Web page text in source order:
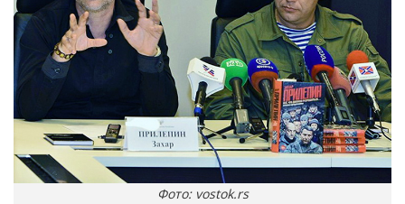
Фото: vostok.rs